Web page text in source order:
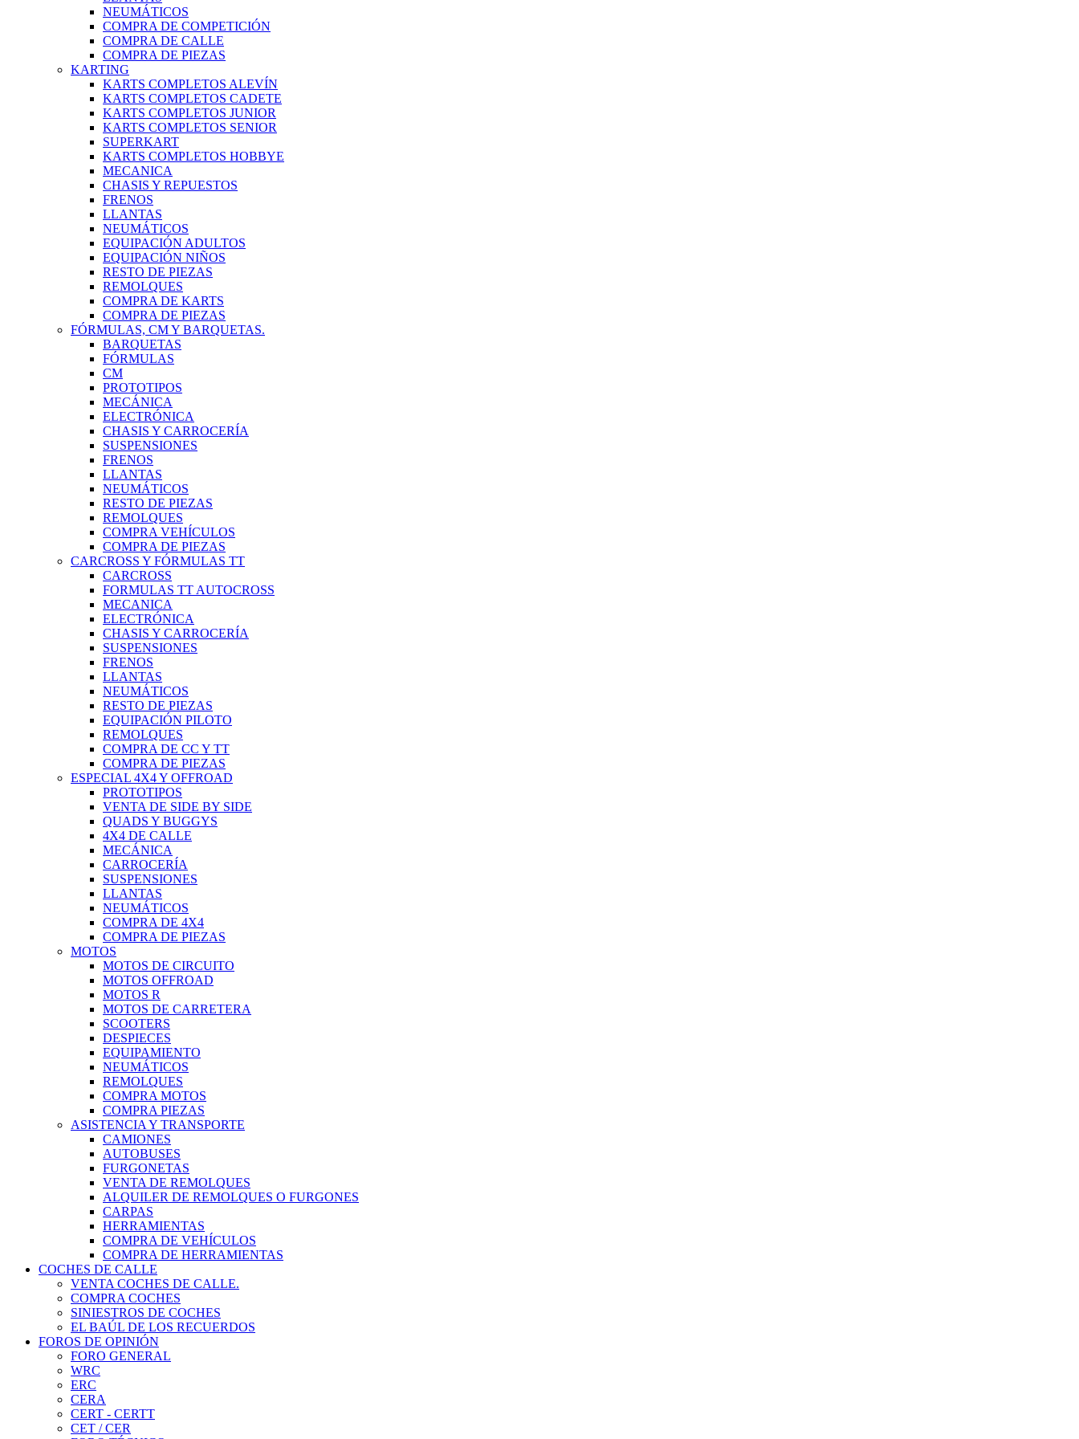
NEUMÁTICOS
COMPRA DE COMPETICIÓN
COMPRA DE CALLE
COMPRA DE PIEZAS
KARTING
KARTS COMPLETOS ALEVÍN
KARTS COMPLETOS CADETE
KARTS COMPLETOS JUNIOR
KARTS COMPLETOS SENIOR
SUPERKART
KARTS COMPLETOS HOBBYE
MECANICA
CHASIS Y REPUESTOS
FRENOS
LLANTAS
NEUMÁTICOS
EQUIPACIÓN ADULTOS
EQUIPACIÓN NIÑOS
RESTO DE PIEZAS
REMOLQUES
COMPRA DE KARTS
COMPRA DE PIEZAS
FÓRMULAS, CM Y BARQUETAS.
BARQUETAS
FÓRMULAS
CM
PROTOTIPOS
MECÁNICA
ELECTRÓNICA
CHASIS Y CARROCERÍA
SUSPENSIONES
FRENOS
LLANTAS
NEUMÁTICOS
RESTO DE PIEZAS
REMOLQUES
COMPRA VEHÍCULOS
COMPRA DE PIEZAS
CARCROSS Y FÓRMULAS TT
CARCROSS
FORMULAS TT AUTOCROSS
MECANICA
ELECTRÓNICA
CHASIS Y CARROCERÍA
SUSPENSIONES
FRENOS
LLANTAS
NEUMÁTICOS
RESTO DE PIEZAS
EQUIPACIÓN PILOTO
REMOLQUES
COMPRA DE CC Y TT
COMPRA DE PIEZAS
ESPECIAL 4X4 Y OFFROAD
PROTOTIPOS
VENTA DE SIDE BY SIDE
QUADS Y BUGGYS
4X4 DE CALLE
MECÁNICA
CARROCERÍA
SUSPENSIONES
LLANTAS
NEUMÁTICOS
COMPRA DE 4X4
COMPRA DE PIEZAS
MOTOS
MOTOS DE CIRCUITO
MOTOS OFFROAD
MOTOS R
MOTOS DE CARRETERA
SCOOTERS
DESPIECES
EQUIPAMIENTO
NEUMÁTICOS
REMOLQUES
COMPRA MOTOS
COMPRA PIEZAS
ASISTENCIA Y TRANSPORTE
CAMIONES
AUTOBUSES
FURGONETAS
VENTA DE REMOLQUES
ALQUILER DE REMOLQUES O FURGONES
CARPAS
HERRAMIENTAS
COMPRA DE VEHÍCULOS
COMPRA DE HERRAMIENTAS
COCHES DE CALLE
VENTA COCHES DE CALLE.
COMPRA COCHES
SINIESTROS DE COCHES
EL BAÚL DE LOS RECUERDOS
FOROS DE OPINIÓN
FORO GENERAL
WRC
ERC
CERA
CERT - CERTT
CET / CER